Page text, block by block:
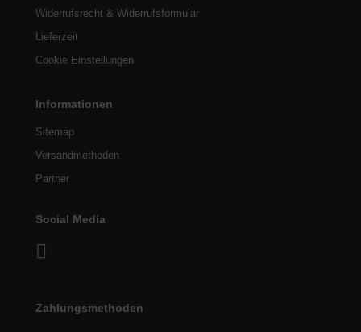
Widerrufsrecht & Widerrufsformular
Lieferzeit
Cookie Einstellungen
Informationen
Sitemap
Versandmethoden
Partner
Social Media
Zahlungsmethoden